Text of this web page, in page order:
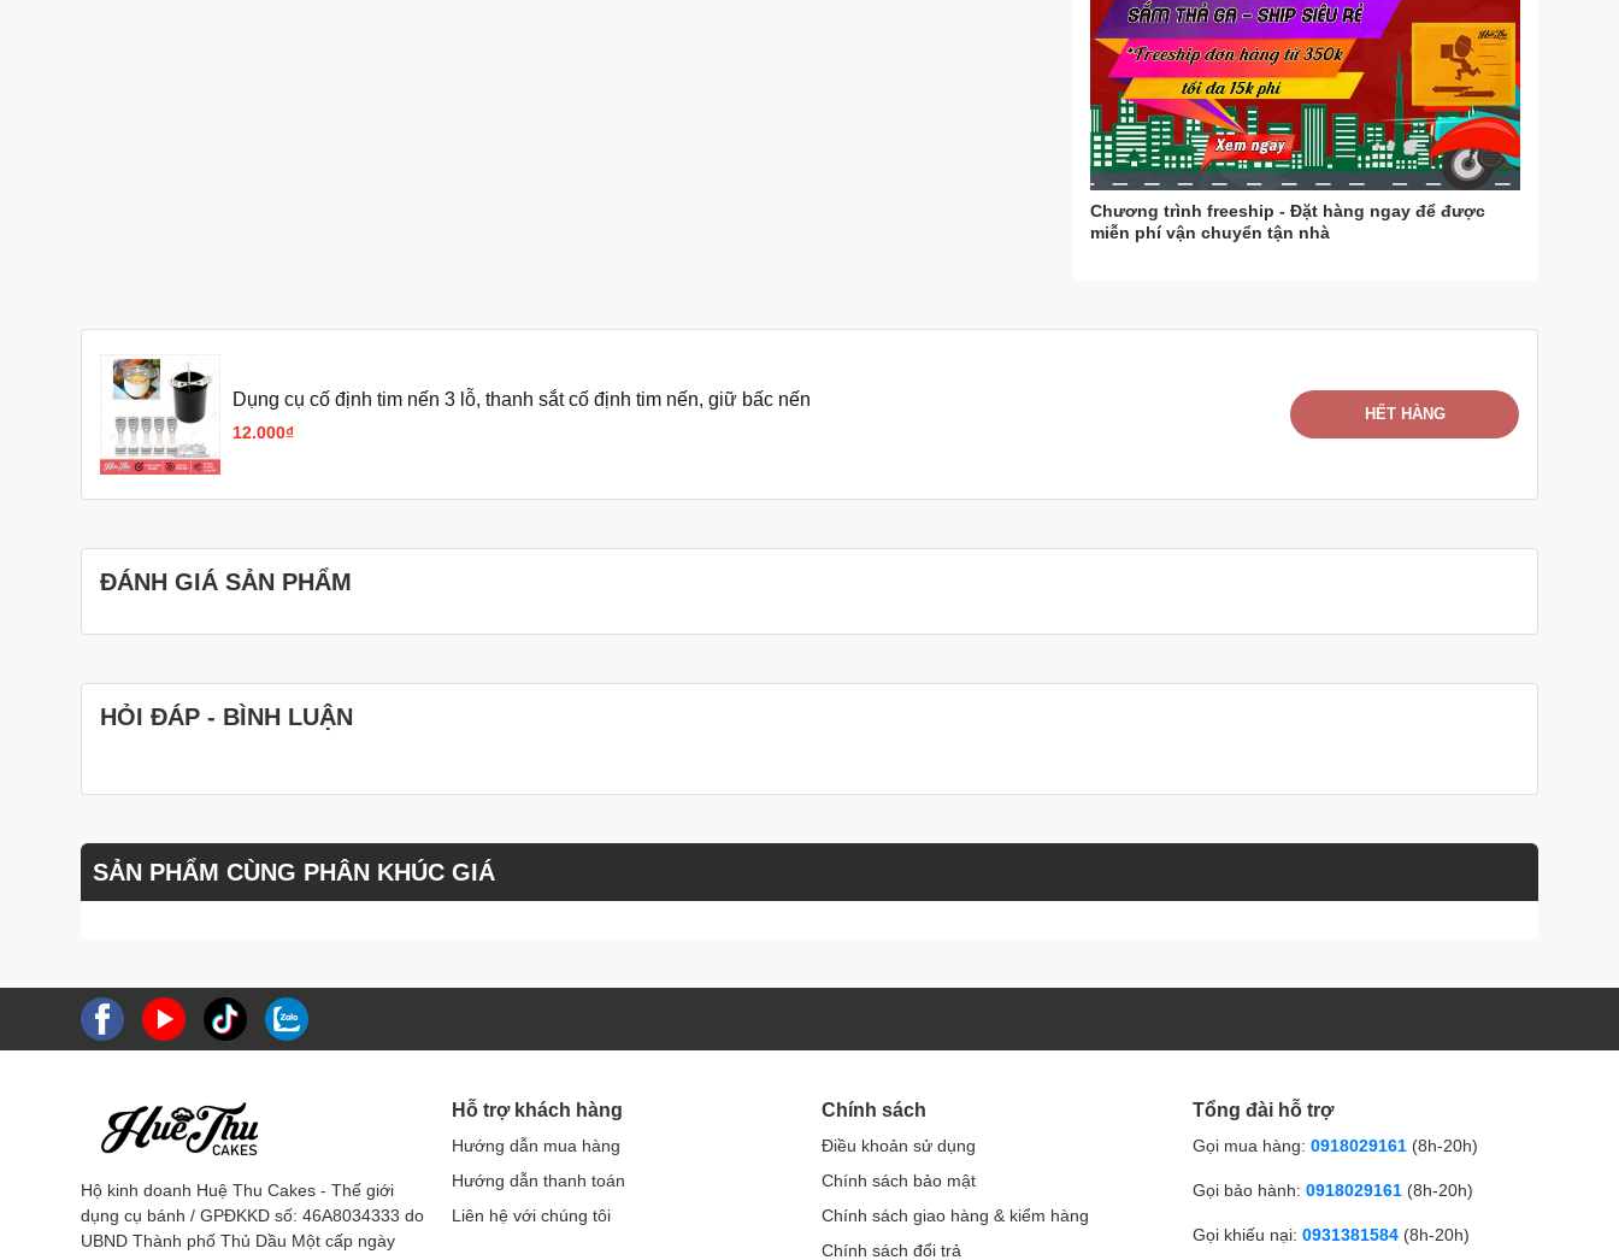
Chương trình freeship - Đặt hàng ngay để được
miễn phí vận chuyển tận nhà
Dụng cụ cố định tim nến 3 lỗ, thanh sắt cố định tim nến, giữ bấc nến
12.000₫
HẾT HÀNG
ĐÁNH GIÁ SẢN PHẨM
HỎI ĐÁP - BÌNH LUẬN
SẢN PHẨM CÙNG PHÂN KHÚC GIÁ
Hộ kinh doanh Huệ Thu Cakes - Thế giới
dụng cụ bánh / GPĐKKD số: 46A8034333 do
UBND Thành phố Thủ Dầu Một cấp ngày
Hỗ trợ khách hàng
Hướng dẫn mua hàng
Hướng dẫn thanh toán
Liên hệ với chúng tôi
Chính sách
Điều khoản sử dụng
Chính sách bảo mật
Chính sách giao hàng & kiểm hàng
Chính sách đổi trả
Tổng đài hỗ trợ
Gọi mua hàng: 0918029161 (8h-20h)
Gọi bảo hành: 0918029161 (8h-20h)
Gọi khiếu nại: 0931381584 (8h-20h)